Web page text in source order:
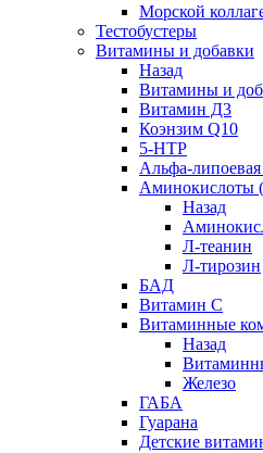
Морской
Тестобустеры
Витамины и добавки
Назад
Витамины и
Витамин Д3
Коэнзим Q10
5-HTP
Альфа-липоевая
Аминокислоты
Назад
Л-теанин
Л-тирозин
БАД
Витамин С
Витаминные
Назад
Железо
ГАБА
Гуарана
Детские